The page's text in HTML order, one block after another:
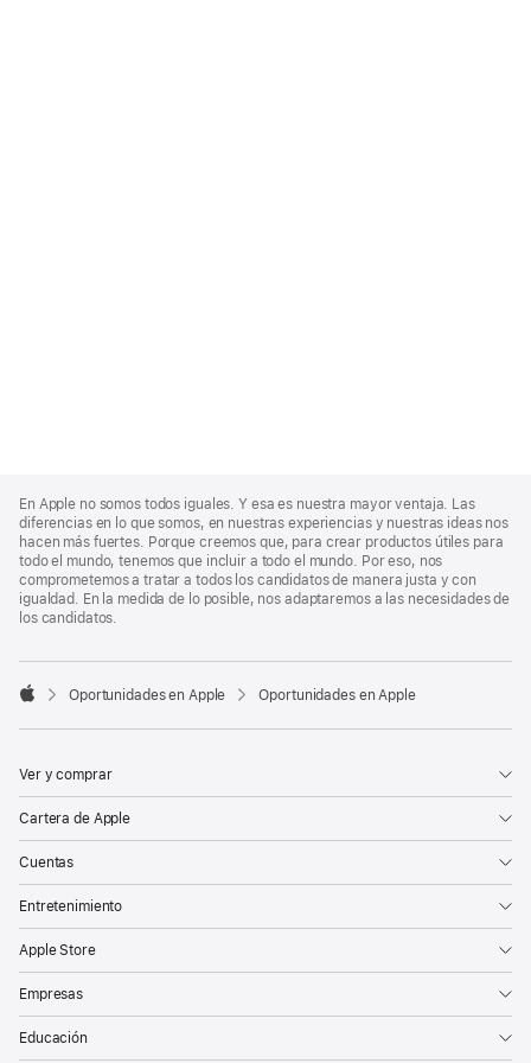
Footer
En Apple no somos todos iguales. Y esa es nuestra mayor ventaja. Las
diferencias en lo que somos, en nuestras experiencias y nuestras ideas nos
hacen más fuertes. Porque creemos que, para crear productos útiles para
todo el mundo, tenemos que incluir a todo el mundo. Por eso, nos
comprometemos a tratar a todos los candidatos de manera justa y con
igualdad. En la medida de lo posible, nos adaptaremos a las necesidades de
los candidatos.

Oportunidades en Apple Oportunidades en Apple
Ver y comprar
Cartera de Apple
Cuentas
Entretenimiento
Apple Store
Empresas
Educación